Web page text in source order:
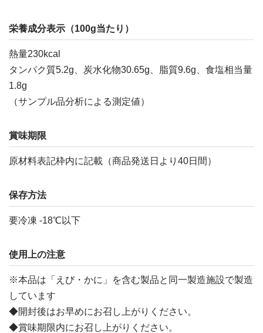
栄養成分表示（100g当たり）
熱量230kcal
タンパク質5.2g、炭水化物30.65g、脂質9.6g、食塩相当量
1.8g
（サンプル品分析による測定値）
賞味期限
原材料表記枠内に記載（商品発送日より40日間）
保存方法
要冷凍 -18℃以下
使用上の注意
※本品は「えび・かに」を含む製品と同一製造施設で製造
しています
◆開封後はお早めにお召し上がりください。
◆賞味期限内にお召し上がりください。